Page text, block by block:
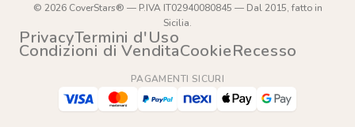
© 2026 CoverStars® — P.IVA IT02940080845 — Dal 2015, fatto in
Sicilia.
PrivacyTermini d'Uso
Condizioni di VenditaCookieRecesso
PAGAMENTI SICURI